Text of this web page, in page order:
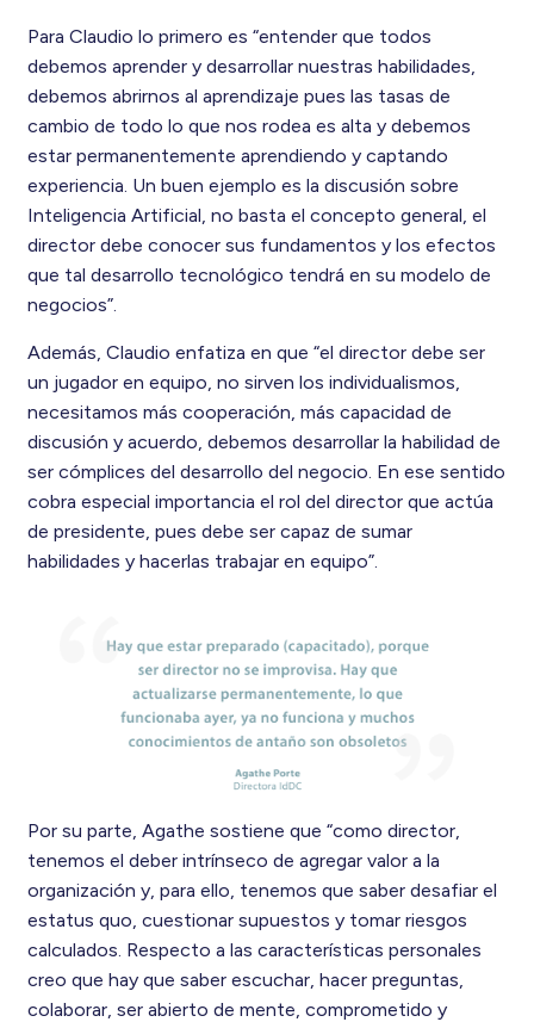
Para Claudio lo primero es “entender que todos
debemos aprender y desarrollar nuestras habilidades,
debemos abrirnos al aprendizaje pues las tasas de
cambio de todo lo que nos rodea es alta y debemos
estar permanentemente aprendiendo y captando
experiencia. Un buen ejemplo es la discusión sobre
Inteligencia Artificial, no basta el concepto general, el
director debe conocer sus fundamentos y los efectos
que tal desarrollo tecnológico tendrá en su modelo de
negocios”.
Además, Claudio enfatiza en que “el director debe ser
un jugador en equipo, no sirven los individualismos,
necesitamos más cooperación, más capacidad de
discusión y acuerdo, debemos desarrollar la habilidad de
ser cómplices del desarrollo del negocio. En ese sentido
cobra especial importancia el rol del director que actúa
de presidente, pues debe ser capaz de sumar
habilidades y hacerlas trabajar en equipo”.
Por su parte, Agathe sostiene que “como director,
tenemos el deber intrínseco de agregar valor a la
organización y, para ello, tenemos que saber desafiar el
estatus quo, cuestionar supuestos y tomar riesgos
calculados. Respecto a las características personales
creo que hay que saber escuchar, hacer preguntas,
colaborar, ser abierto de mente, comprometido y